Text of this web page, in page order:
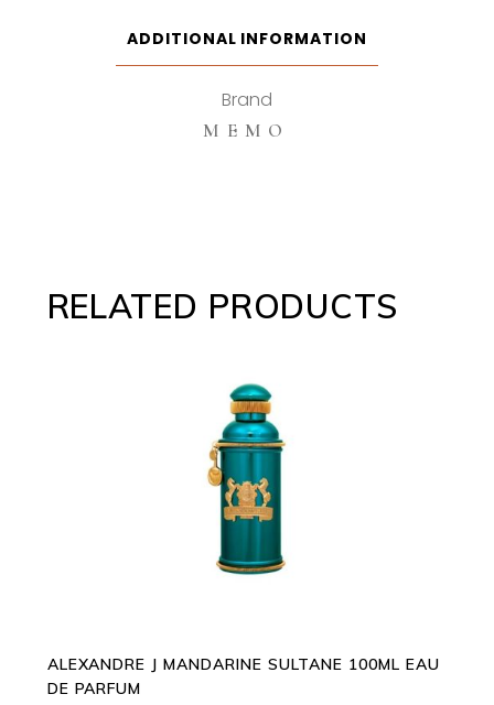
ADDITIONAL INFORMATION
Brand
MEMO
RELATED PRODUCTS
ADD TO CART
ALEXANDRE J MANDARINE SULTANE 100ML EAU
DE PARFUM